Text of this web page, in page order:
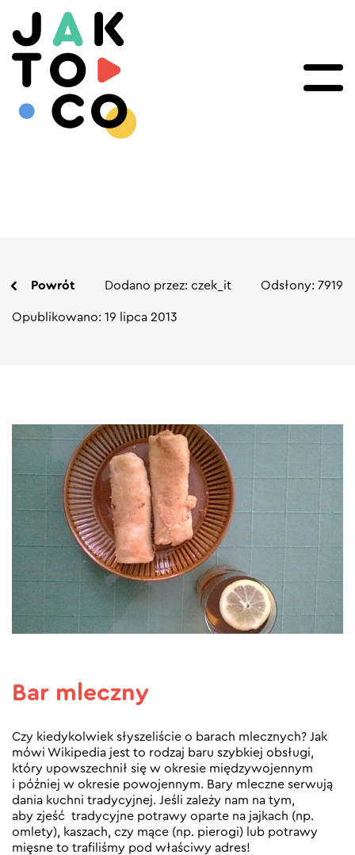
Powrót Dodano przez: czek_it Odsłony: 7919
Opublikowano: 19 lipca 2013
Bar mleczny
Czy kiedykolwiek słyszeliście o barach mlecznych? Jak
mówi Wikipedia jest to rodzaj baru szybkiej obsługi,
który upowszechnił się w okresie międzywojennym
i później w okresie powojennym. Bary mleczne serwują
dania kuchni tradycyjnej. Jeśli zależy nam na tym,
aby zjeść tradycyjne potrawy oparte na jajkach (np.
omlety), kaszach, czy mące (np. pierogi) lub potrawy
mięsne to trafiliśmy pod właściwy adres!